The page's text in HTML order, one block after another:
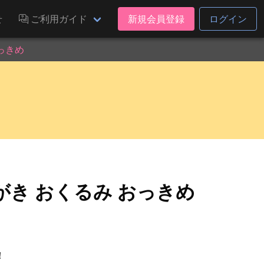
ご利用ガイド 新規会員登録 ログイン
きめ
き おくるみ おっきめ